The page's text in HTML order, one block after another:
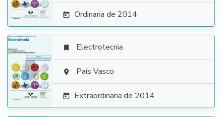
 Ordinaria de 2014

 Electrotecnia
 País Vasco
 Extraordinaria de 2014